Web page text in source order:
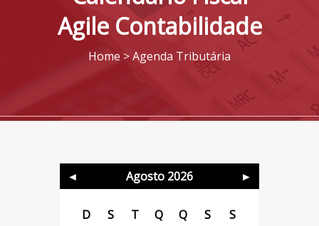
Agile Contabilidade
Home > Agenda Tributária
Agosto 2026
D S T Q Q S
S